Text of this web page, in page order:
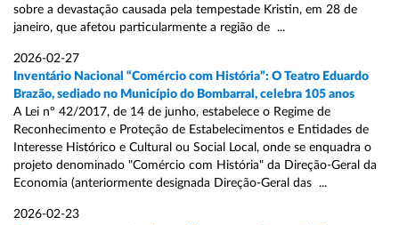
sobre a devastação causada pela tempestade Kristin, em 28 de
janeiro, que afetou particularmente a região de ...
2026-02-27
Inventário Nacional “Comércio com História”: O Teatro Eduardo
Brazão, sediado no Município do Bombarral, celebra 105 anos
A Lei nº 42/2017, de 14 de junho, estabelece o Regime de
Reconhecimento e Proteção de Estabelecimentos e Entidades de
Interesse Histórico e Cultural ou Social Local, onde se enquadra o
projeto denominado "Comércio com História" da Direção-Geral da
Economia (anteriormente designada Direção-Geral das ...
2026-02-23